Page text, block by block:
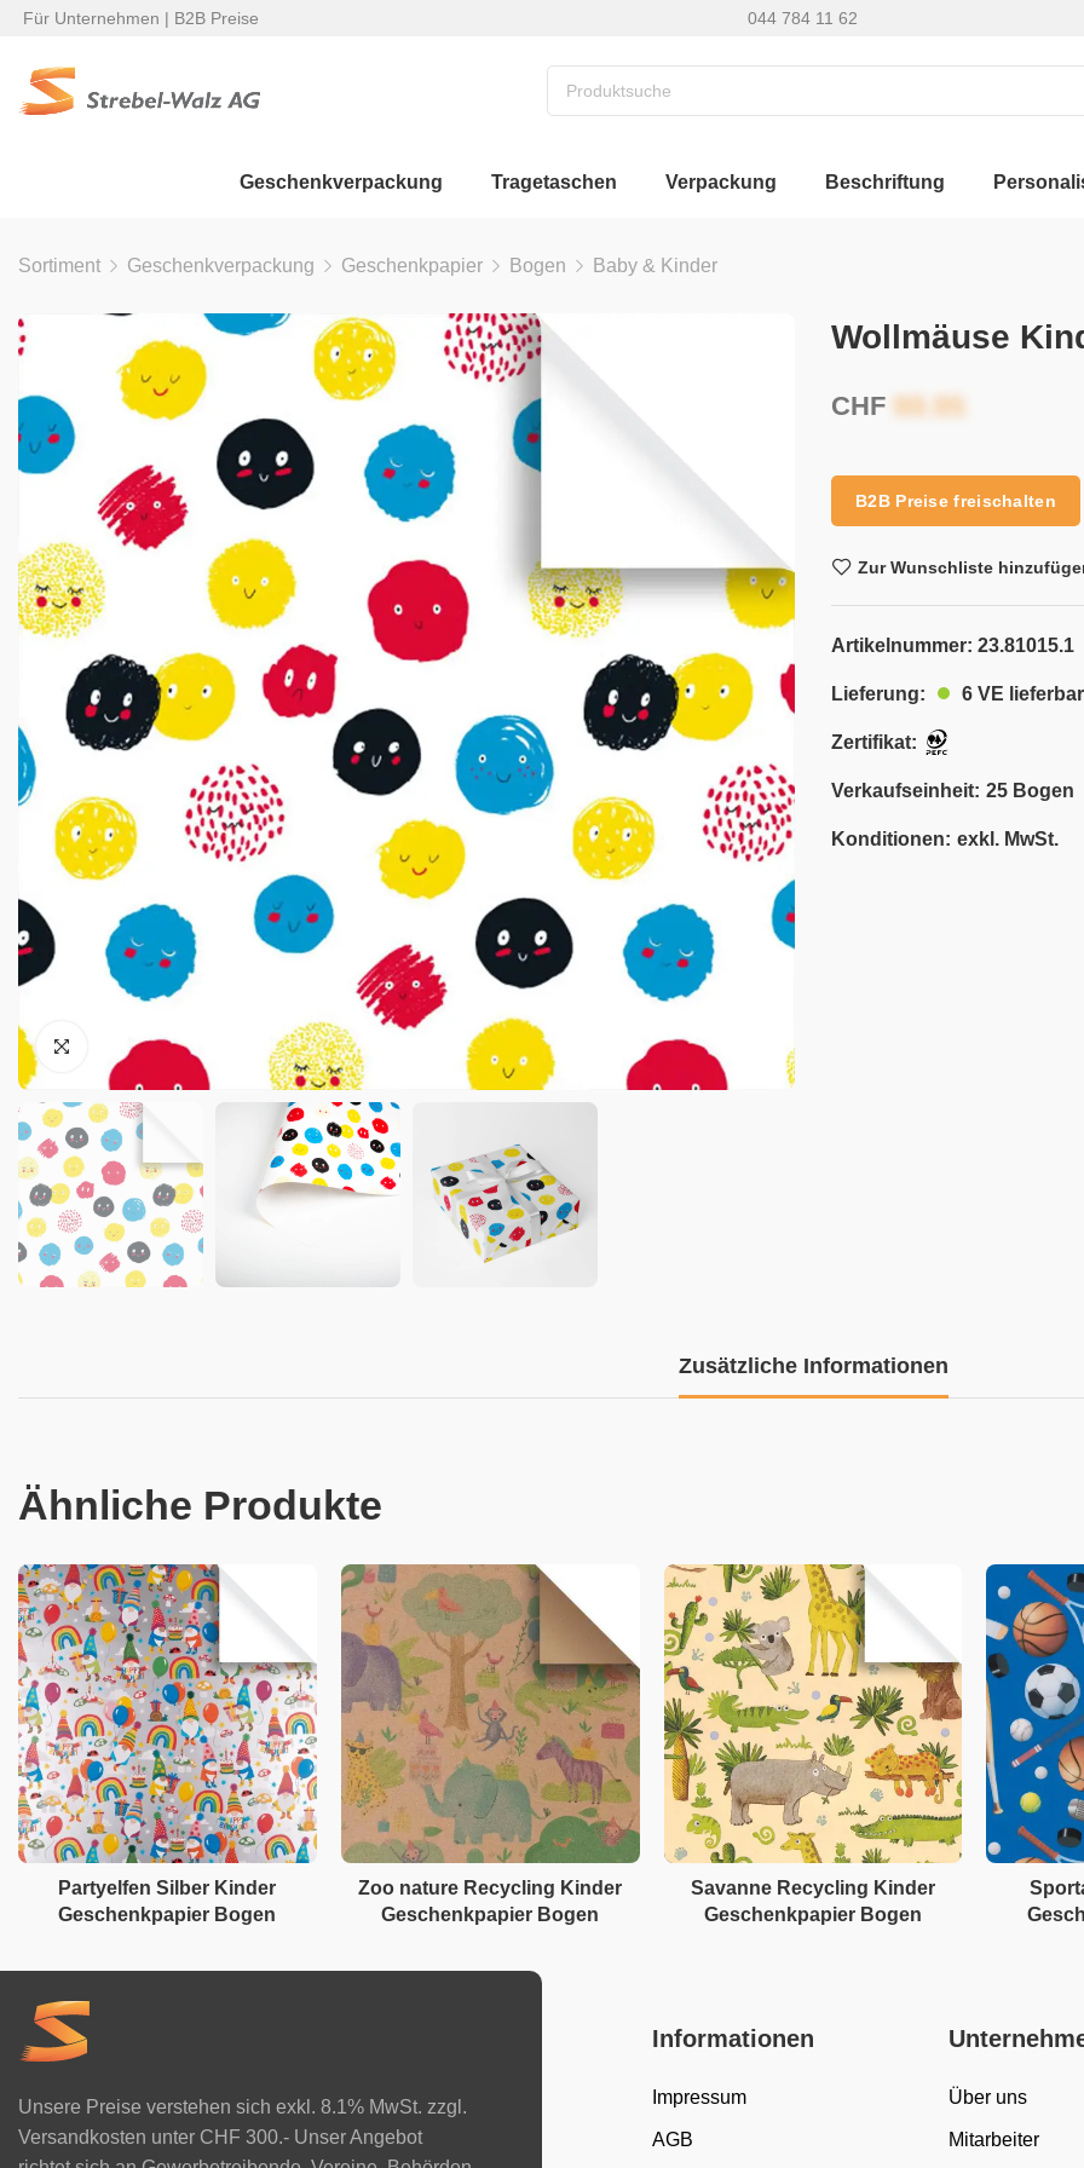
Für Unternehmen | B2B Preise 044 784 11 62
Geschenkverpackung Tragetaschen Verpackung Beschriftung
Sortiment Geschenkverpackung Geschenkpapier Bogen Baby & Kinder
Wollmäuse
CHF
B2B Preise freischalten
Zur Wunschliste
Artikelnummer: 23.81015.1
Lieferung: 6 VE lieferbar
Zertifikat:
Verkaufseinheit: 25 Bogen
Konditionen: exkl. MwSt.
Zusätzliche Informationen
Ähnliche Produkte
Partyelfen Silber Kinder
Geschenkpapier Bogen
Zoo nature Recycling Kinder
Geschenkpapier Bogen
Savanne Recycling Kinder
Geschenkpapier Bogen
Unsere Preise verstehen sich exkl. 8.1% MwSt. zzgl.
Versandkosten unter CHF 300.- Unser Angebot
Informationen
Impressum
AGB
Über uns
Mitarbeiter